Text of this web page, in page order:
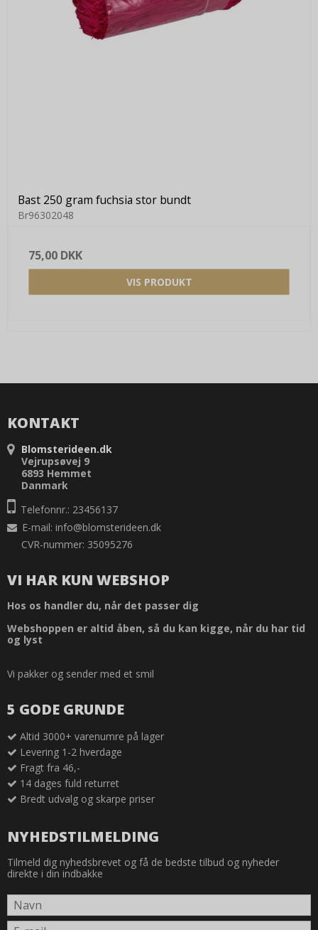
Bast 250 gram fuchsia stor bundt
Br96302048
75,00 DKK
VIS PRODUKT
KONTAKT
Blomsterideen.dk
Vejrupsøvej 9
6893 Hemmet
Danmark
Telefonnr.: 23456137
E-mail: info@blomsterideen.dk
CVR-nummer: 35095276
VI HAR KUN WEBSHOP
Hos os handler du, når det passer dig
Webshoppen er altid åben, så du kan kigge, når du har tid
og lyst
Vi pakker og sender med et smil
5 GODE GRUNDE
Altid 3000+ varenumre på lager
Levering 1-2 hverdage
Fragt fra 46,-
14 dages fuld returret
Bredt udvalg og skarpe priser
NYHEDSTILMELDING
Tilmeld dig nyhedsbrevet og få de bedste tilbud og nyheder
direkte i din indbakke